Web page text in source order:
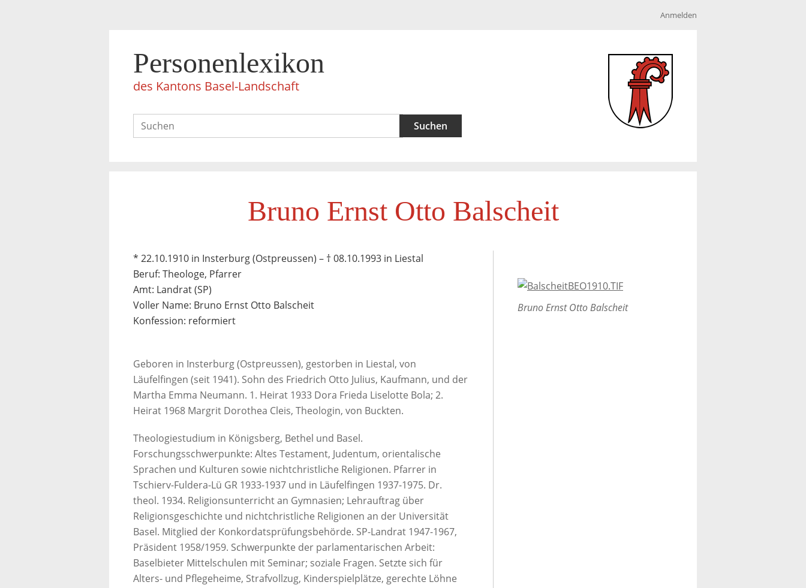
Anmelden
Personenlexikon
des Kantons Basel-Landschaft
Bruno Ernst Otto Balscheit
* 22.10.1910 in Insterburg (Ostpreussen) – † 08.10.1993 in Liestal
Beruf: Theologe, Pfarrer
Amt: Landrat (SP)
Voller Name: Bruno Ernst Otto Balscheit
Konfession: reformiert
Bruno Ernst Otto Balscheit
Geboren in Insterburg (Ostpreussen), gestorben in Liestal, von
Läufelfingen (seit 1941). Sohn des Friedrich Otto Julius, Kaufmann, und der
Martha Emma Neumann. 1. Heirat 1933 Dora Frieda Liselotte Bola; 2.
Heirat 1968 Margrit Dorothea Cleis, Theologin, von Buckten.
Theologiestudium in Königsberg, Bethel und Basel.
Forschungsschwerpunkte: Altes Testament, Judentum, orientalische
Sprachen und Kulturen sowie nichtchristliche Religionen. Pfarrer in
Tschierv-Fuldera-Lü GR 1933-1937 und in Läufelfingen 1937-1975. Dr.
theol. 1934. Religionsunterricht an Gymnasien; Lehrauftrag über
Religionsgeschichte und nichtchristliche Religionen an der Universität
Basel. Mitglied der Konkordatsprüfungsbehörde. SP-Landrat 1947-1967,
Präsident 1958/1959. Schwerpunkte der parlamentarischen Arbeit:
Baselbieter Mittelschulen mit Seminar; soziale Fragen. Setzte sich für
Alters- und Pflegeheime, Strafvollzug, Kinderspielplätze, gerechte Löhne